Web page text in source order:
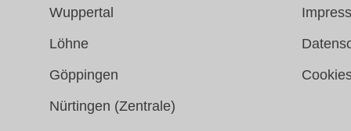
Wuppertal
Löhne
Göppingen
Nürtingen (Zentrale)